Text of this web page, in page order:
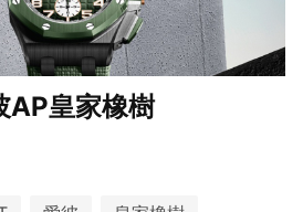
AP皇家橡樹